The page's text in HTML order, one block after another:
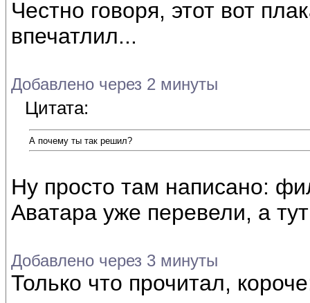
Честно говоря, этот вот
впечатлил...
Добавлено через 2 минуты
Цитата:
А почему ты так решил?
Ну просто там написано:
Аватара уже перевели, а
Добавлено через 3 минуты
Только что прочитал,